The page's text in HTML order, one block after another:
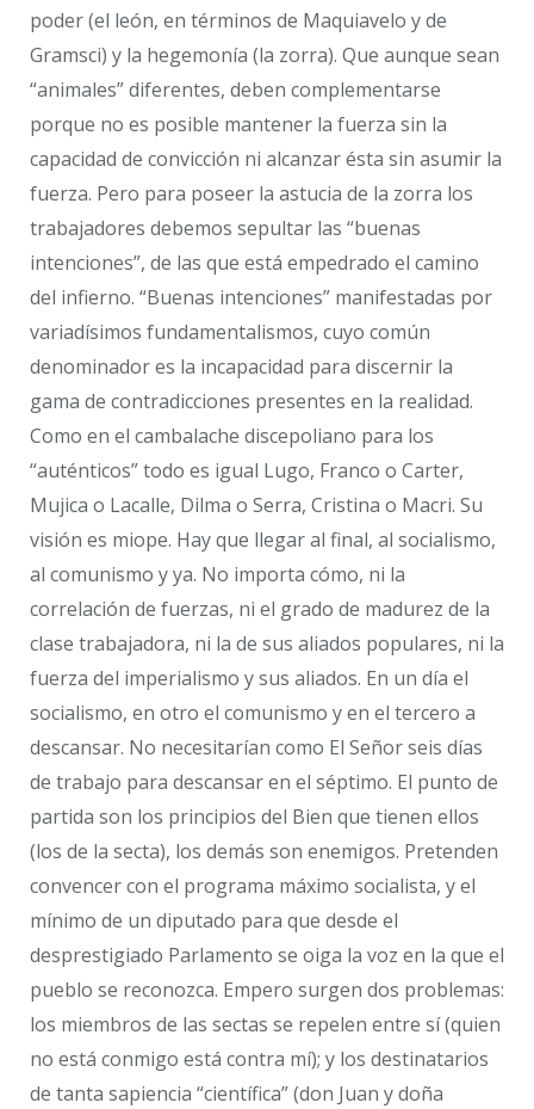
poder (el león, en términos de Maquiavelo y de
Gramsci) y la hegemonía (la zorra). Que aunque sean
“animales” diferentes, deben complementarse
porque no es posible mantener la fuerza sin la
capacidad de convicción ni alcanzar ésta sin asumir la
fuerza. Pero para poseer la astucia de la zorra los
trabajadores debemos sepultar las “buenas
intenciones”, de las que está empedrado el camino
del infierno. “Buenas intenciones” manifestadas por
variadísimos fundamentalismos, cuyo común
denominador es la incapacidad para discernir la
gama de contradicciones presentes en la realidad.
Como en el cambalache discepoliano para los
“auténticos” todo es igual Lugo, Franco o Carter,
Mujica o Lacalle, Dilma o Serra, Cristina o Macri. Su
visión es miope. Hay que llegar al final, al socialismo,
al comunismo y ya. No importa cómo, ni la
correlación de fuerzas, ni el grado de madurez de la
clase trabajadora, ni la de sus aliados populares, ni la
fuerza del imperialismo y sus aliados. En un día el
socialismo, en otro el comunismo y en el tercero a
descansar. No necesitarían como El Señor seis días
de trabajo para descansar en el séptimo. El punto de
partida son los principios del Bien que tienen ellos
(los de la secta), los demás son enemigos. Pretenden
convencer con el programa máximo socialista, y el
mínimo de un diputado para que desde el
desprestigiado Parlamento se oiga la voz en la que el
pueblo se reconozca. Empero surgen dos problemas:
los miembros de las sectas se repelen entre sí (quien
no está conmigo está contra mí); y los destinatarios
de tanta sapiencia “científica” (don Juan y doña